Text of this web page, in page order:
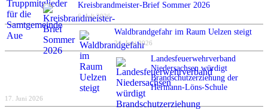
Kreisbrandmeister-Brief Sommer 2026
6. Juli 2026
Waldbrandgefahr im Raum Uelzen steigt
24. Juni 2026
Landesfeuerwehrverband
Niedersachsen würdigt
Brandschutzerziehung der
Hermann-Löns-Schule
17. Juni 2026